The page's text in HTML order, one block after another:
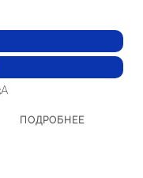
ПОДРОБНЕЕ